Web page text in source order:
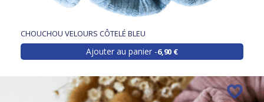
CHOUCHOU VELOURS CÔTELÉ BLEU
Ajouter au panier 6,90 €